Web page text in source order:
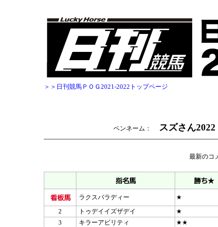
＞＞日刊競馬ＰＯＧ2021-2022トップページ
ペンネーム： スズさん2022
最新のコ
ラクスバラディー
★
2
トゥデイイズザデイ
★
3
キラーアビリティ
★★